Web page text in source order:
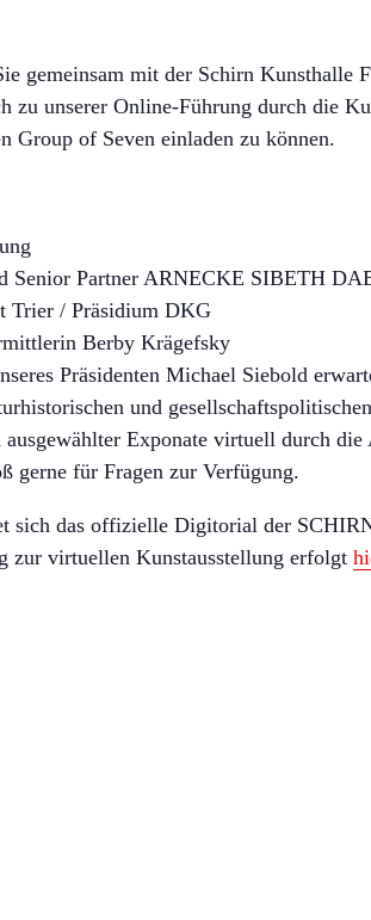
gemeinsam mit der Schirn Kunsthalle
zu unserer Online-Führung durch die
Group of Seven einladen zu können.
Senior Partner ARNECKE SIBETH
Trier / Präsidium DKG
Berby Krägefsky
Präsidenten Michael Siebold
und
Exponate virtuell durch die
gerne für Fragen zur Verfügung.
sich das offizielle Digitorial der
zur virtuellen Kunstausstellung erfolgt